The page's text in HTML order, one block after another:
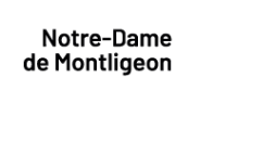
contenu